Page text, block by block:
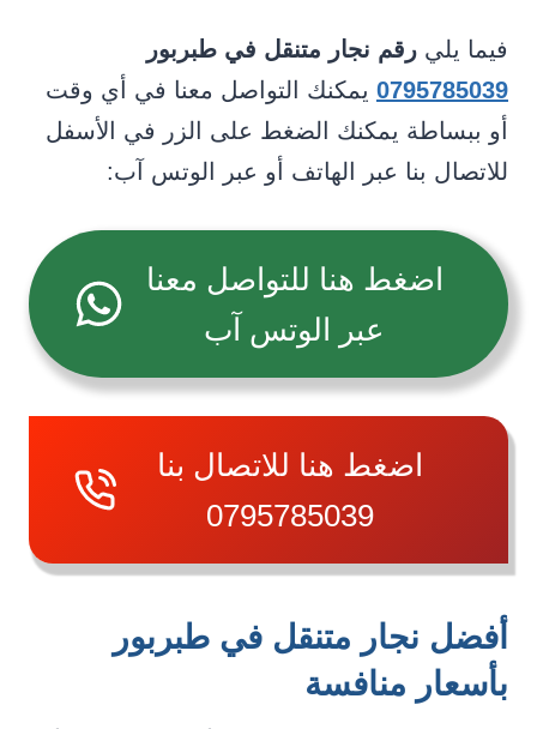
فيما يلي رقم نجار متنقل في طبربور
0795785039 يمكنك التواصل معنا في أي وقت
أو ببساطة يمكنك الضغط على الزر في الأسفل
للاتصال بنا عبر الهاتف أو عبر الوتس آب:
اضغط هنا للتواصل معنا
عبر الوتس آب
اضغط هنا للاتصال بنا
0795785039
أفضل نجار متنقل في طبربور
بأسعار منافسة